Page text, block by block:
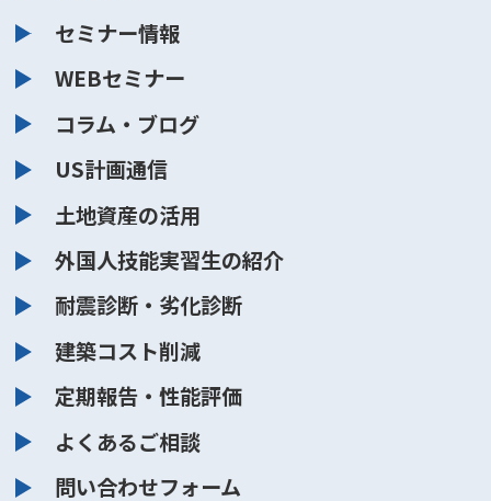
セミナー情報
WEBセミナー
コラム・ブログ
US計画通信
土地資産の活用
外国人技能実習生の紹介
耐震診断・劣化診断
建築コスト削減
定期報告・性能評価
よくあるご相談
問い合わせフォーム